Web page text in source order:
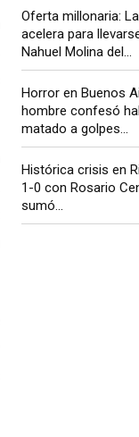
Oferta millonaria:
acelera para
Nahuel Molina del...
Horror en Buenos
hombre confesó
matado a golpes...
Histórica crisis en
1-0 con Rosario
sumó...